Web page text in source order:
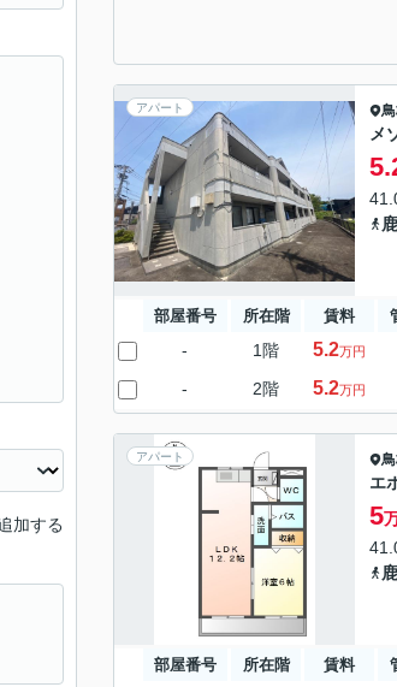
アパート
メ
部屋番号 所在階 賃料
- 1階 5.2万円
- 2階 5.2万円
アパート
エ
5
部屋番号 所在階 賃料
加する